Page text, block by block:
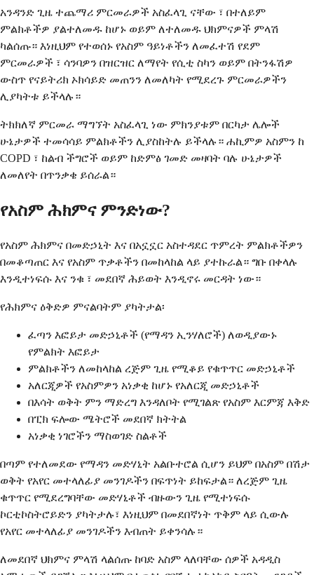
አንዳንድ ጊዜ ተጨማሪ ምርመራዎች አስፈላጊ ናቸው ፣ በተለይም
ምልክቶችዎ ያልተለመዱ ከሆኑ ወይም ለተለመዱ ህክምናዎች ምላሽ
ካልሰጡ። እነዚህም የተወሰኑ የአስም ዓይነቶችን ለመፈተሽ የደም
ምርመራዎች ፣ ሳንባዎን በዝርዝር ለማየት የሲቲ ስካን ወይም በትንፋሽዎ
ውስጥ የናይትሪክ ኦክሳይድ መጠንን ለመለካት የሚደረጉ ምርመራዎችን
ሊያካትቱ ይችላሉ።
ትክክለኛ ምርመራ ማግኘት አስፈላጊ ነው ምክንያቱም በርካታ ሌሎች
ሁኔታዎች ተመሳሳይ ምልክቶችን ሊያስከትሉ ይችላሉ። ሐኪምዎ አስምን ከ
COPD ፣ ከልብ ችግሮች ወይም ከድምፅ ገመድ መዛባት ባሉ ሁኔታዎች
ለመለየት በጥንቃቄ ይሰራል።
የአስም ሕክምና ምንድነው?
የአስም ሕክምና በመድኃኒት እና በአኗኗር አስተዳደር ጥምረት ምልክቶችዎን
በመቆጣጠር እና የአስም ጥቃቶችን በመከላከል ላይ ያተኩራል። ግቡ በቀላሉ
እንዲተነፍሱ እና ንቁ ፣ መደበኛ ሕይወት እንዲኖሩ መርዳት ነው።
የሕክምና ዕቅድዎ ምናልባትም ያካትታል፡
ፈጣን እፎይታ መድኃኒቶች (የማዳን ኢንሃለሮች) ለወዲያውኑ
የምልክት እፎይታ
ምልክቶችን ለመከላከል ረጅም ጊዜ የሚቆይ የቁጥጥር መድኃኒቶች
አለርጂዎች የአስምዎን አነቃቂ ከሆኑ የአለርጂ መድኃኒቶች
በእሳት ወቅት ምን ማድረግ እንዳለቦት የሚገልጽ የአስም እርምጃ እቅድ
በፒክ ፍሎው ሜትሮች መደበኛ ክትትል
አነቃቂ ነገሮችን ማስወገድ ስልቶች
በጣም የተለመደው የማዳን መድሃኒት አልቡተሮል ሲሆን ይህም በአስም በሽታ
ወቅት የአየር መተላለፊያ መንገዶችን በፍጥነት ይከፍታል። ለረጅም ጊዜ
ቁጥጥር የሚደረግባቸው መድሃኒቶች ብዙውን ጊዜ የሚተነፍሱ
ኮርቲኮስትሮይድን ያካትታሉ፣ እነዚህም በመደበኛነት ጥቅም ላይ ሲውሉ
የአየር መተላለፊያ መንገዶችን እብጠት ይቀንሳሉ።
ለመደበኛ ህክምና ምላሽ ላልሰጡ ከባድ አስም ላለባቸው ሰዎች አዳዲስ